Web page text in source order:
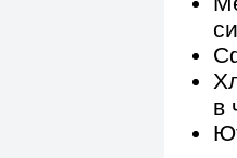
в